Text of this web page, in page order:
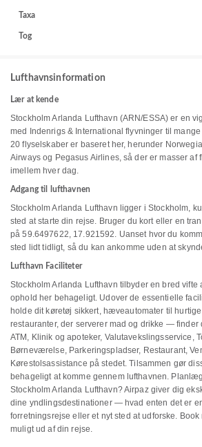
Taxa
Tog
Lufthavnsinformation
Lær at kende
Stockholm Arlanda Lufthavn (ARN/ESSA) er en
med Indenrigs & International flyvninger til
20 flyselskaber er baseret her, herunder
Airways og Pegasus Airlines, så der er masser af
imellem hver dag.
Adgang til lufthavnen
Stockholm Arlanda Lufthavn ligger i Stockholm,
sted at starte din rejse. Bruger du kort eller en
på 59.6497622, 17.921592. Uanset hvor du
sted lidt tidligt, så du kan ankomme uden at
Lufthavn Faciliteter
Stockholm Arlanda Lufthavn tilbyder en bred vifte
ophold her behageligt. Udover de essentielle
holde dit køretøj sikkert, hæveautomater til
restauranter, der serverer mad og drikke — finder
ATM, Klinik og apoteker, Valutavekslingsservice,
Børneværelse, Parkeringspladser, Restaurant,
Kørestolsassistance på stedet. Tilsammen gør
behageligt at komme gennem lufthavnen.
Stockholm Arlanda Lufthavn? Airpaz giver dig
dine yndlingsdestinationer — hvad enten det er
forretningsrejse eller et nyt sted at udforske. Book
muligt ud af din rejse.